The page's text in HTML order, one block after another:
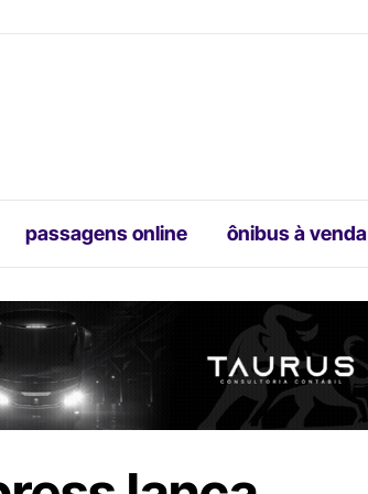
passagens online ônibus à venda